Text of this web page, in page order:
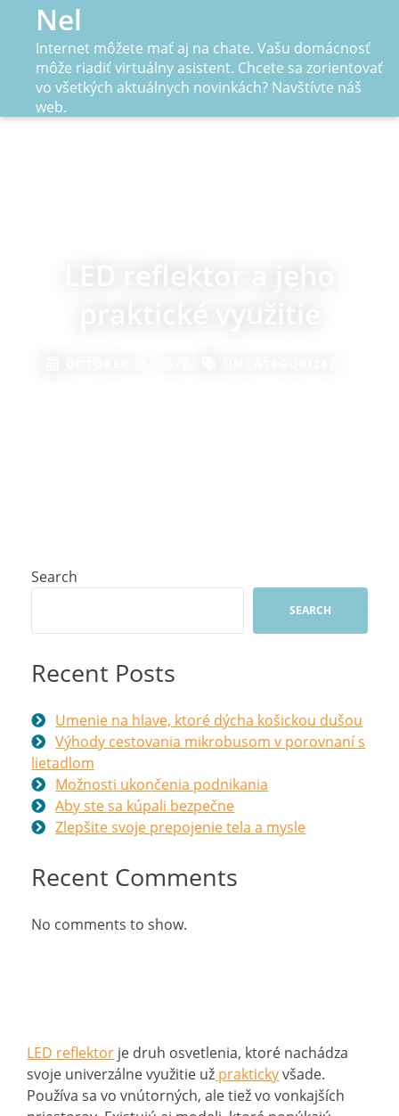
content
Nel
Internet môžete mať aj na chate. Vašu domácnosť
môže riadiť virtuálny asistent. Chcete sa zorientovať
vo všetkých aktuálnych novinkách? Navštívte náš
web.
LED reflektor je druh osvetlenia, ktoré nachádza
svoje univerzálne využitie už praktickyvšade.
Používa sa vo vnútorných, ale tiež vo vonkajších
Search
SEARCH
Recent Posts
Umenie na hlave, ktoré dýcha košickou dušou
Výhody cestovania mikrobusom v porovnaní s
lietadlom
Možnosti ukončenia podnikania
Aby ste sa kúpali bezpečne
Zlepšite svoje prepojenie tela a mysle
Recent Comments
No comments to show.